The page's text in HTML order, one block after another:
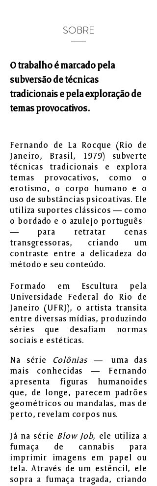
SOBRE
O trabalho é marcado pela
subversão de técnicas
tradicionais e pela exploração de
temas provocativos.
Fernando de La Rocque (Rio de
Janeiro, Brasil, 1979) subverte
técnicas tradicionais e explora
temas provocativos, como o
erotismo, o corpo humano e o
uso de substâncias psicoativas. Ele
utiliza suportes clássicos — como
o bordado e o azulejo português
— para retratar cenas
transgressoras, criando um
contraste entre a delicadeza do
método e seu conteúdo.
Formado em Escultura pela
Universidade Federal do Rio de
Janeiro (UFRJ), o artista transita
entre diversas mídias, produzindo
séries que desafiam normas
sociais e estéticas.
Na série Colônias — uma das
mais conhecidas — Fernando
apresenta figuras humanoides
que, de longe, parecem padrões
geométricos ou mandalas, mas de
perto, revelam corpos nus.
Já na série Blow Job, ele utiliza a
fumaça de cannabis para
imprimir imagens em papel ou
tela. Através de um estêncil, ele
sopra a fumaça tragada, criando